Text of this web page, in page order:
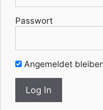
Passwort
Angemeldet